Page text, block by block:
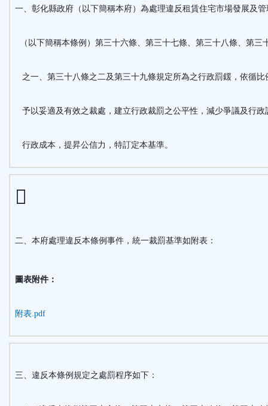
一、彰化縣政府（以下簡稱本府）為處理違反租賃住宅市場發展及
（以下簡稱本條例）第三十六條、第三十七條、第三十八條、第三
之一、第三十八條之二及第三十九條規定所為之行政罰鍰，依循比
予以妥適及有效之裁處，建立行政裁罰之公平性，減少爭議及行政
行政成本，提昇公信力，特訂定本基準。
二、本府處理違反本條例事件，統一裁罰基準如附表：
圖表附件：
附表.pdf
三、違反本條例規定之處罰程序如下：